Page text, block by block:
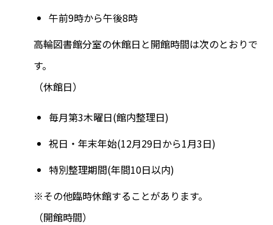
午前9時から午後8時
高輪図書館分室の休館日と開館時間は次のとおりで
す。
（休館日）
毎月第3木曜日(館内整理日)
祝日・年末年始(12月29日から1月3日)
特別整理期間(年間10日以内)
※その他臨時休館することがあります。
（開館時間）